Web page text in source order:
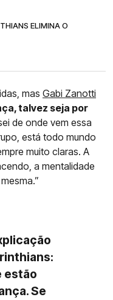
ELIMINA O
mas Gabi Zanotti
talvez seja por
de onde vem essa
está todo mundo
muito claras. A
a mentalidade
estão
Se